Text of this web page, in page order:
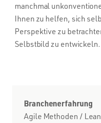
manchmal
Ihnen zu helfen, sich
Perspektive zu
Selbstbild zu entwickeln.
Branchenerfahrung
Agile Methoden /